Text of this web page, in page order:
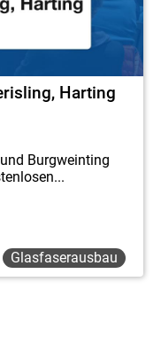
Harting
Burgweinting
Glasfaserausbau